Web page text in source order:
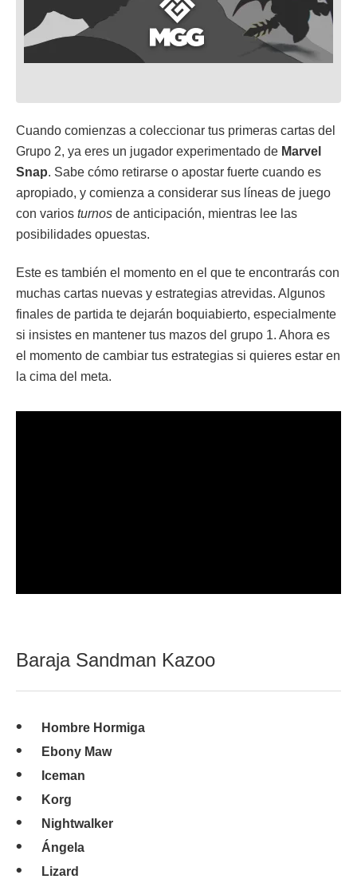
Cuando comienzas a coleccionar tus primeras cartas del
Grupo 2, ya eres un jugador experimentado de Marvel
Snap. Sabe cómo retirarse o apostar fuerte cuando es
apropiado, y comienza a considerar sus líneas de juego
con varios turnos de anticipación, mientras lee las
posibilidades opuestas.
Este es también el momento en el que te encontrarás con
muchas cartas nuevas y estrategias atrevidas. Algunos
finales de partida te dejarán boquiabierto, especialmente
si insistes en mantener tus mazos del grupo 1. Ahora es
el momento de cambiar tus estrategias si quieres estar en
la cima del meta.
Baraja Sandman Kazoo
Hombre Hormiga
Ebony Maw
Iceman
Korg
Nightwalker
Ángela
Lizard